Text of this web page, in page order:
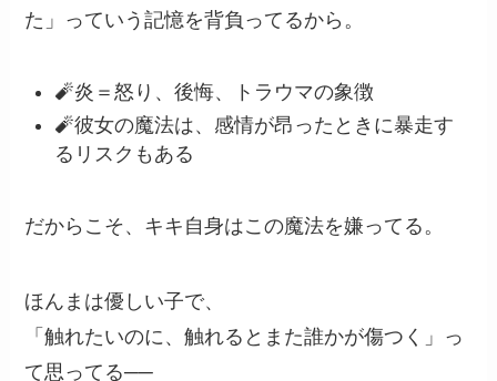
た」っていう記憶を背負ってるから。
🧨炎＝怒り、後悔、トラウマの象徴
🧨彼女の魔法は、感情が昂ったときに暴走す
るリスクもある
だからこそ、キキ自身はこの魔法を嫌ってる。
ほんまは優しい子で、
「触れたいのに、触れるとまた誰かが傷つく」っ
て思ってる──